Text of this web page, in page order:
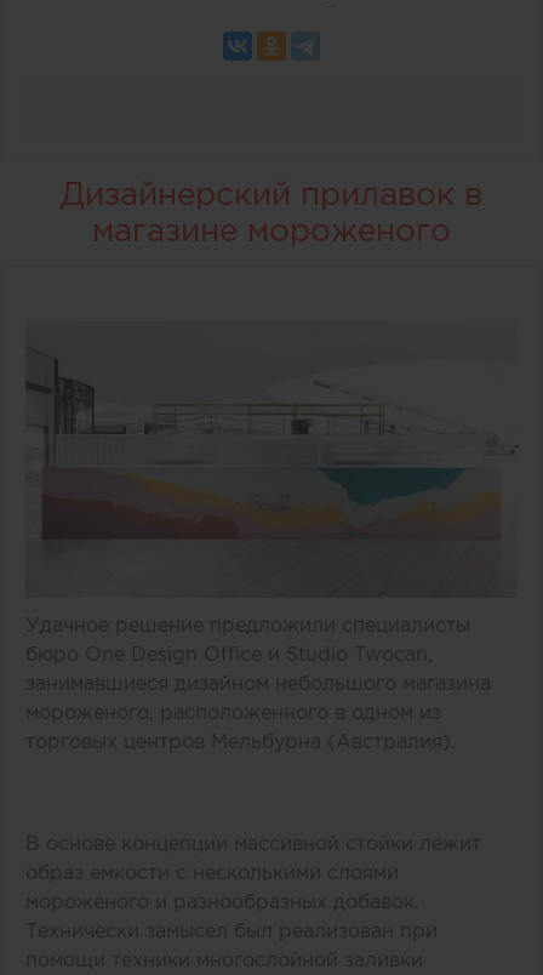
Дизайнерский прилавок в
магазине мороженого
Удачное решение предложили специалисты
бюро One Design Office и Studio Twocan,
занимавшиеся дизайном небольшого магазина
мороженого, расположенного в одном из
торговых центров Мельбурна (Австралия).
В основе концепции массивной стойки лежит
образ емкости с несколькими слоями
мороженого и разнообразных добавок.
Технически замысел был реализован при
помощи техники многослойной заливки